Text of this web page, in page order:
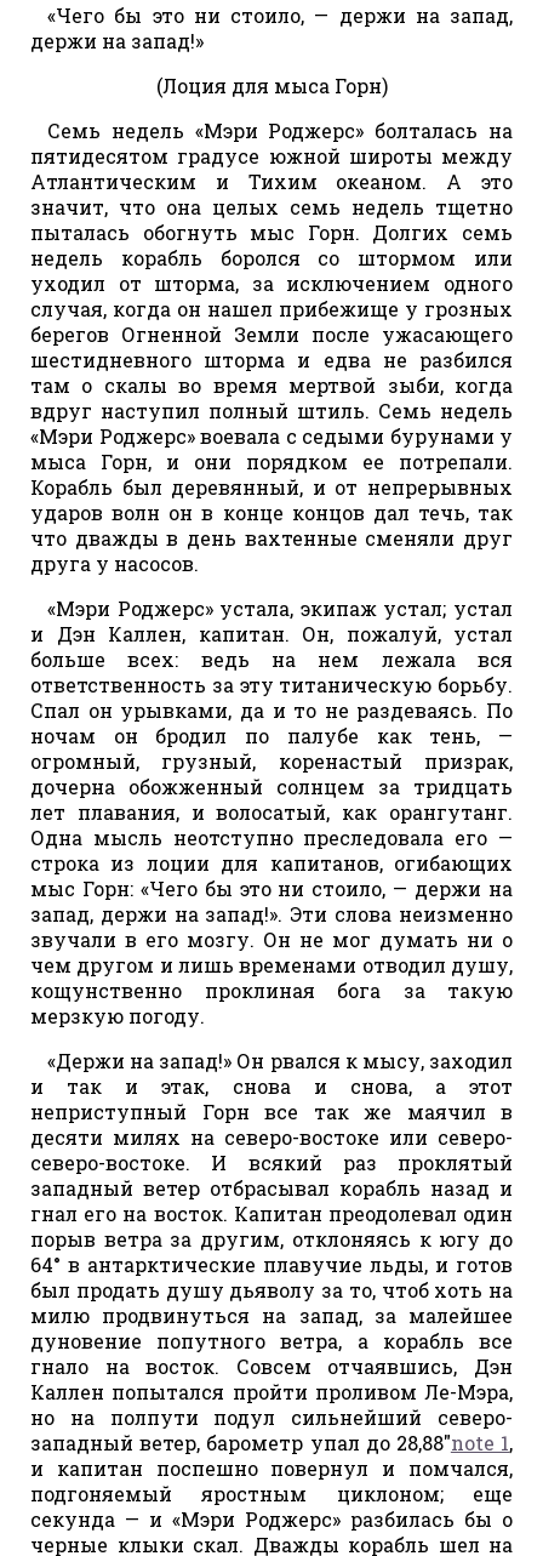
«Чего бы это ни стоило, — держи на запад,
держи на запад!»
(Лоция для мыса Горн)
Семь недель «Мэри Роджерс» болталась на
пятидесятом градусе южной широты между
Атлантическим и Тихим океаном. А это
значит, что она целых семь недель тщетно
пыталась обогнуть мыс Горн. Долгих семь
недель корабль боролся со штормом или
уходил от шторма, за исключением одного
случая, когда он нашел прибежище у грозных
берегов Огненной Земли после ужасающего
шестидневного шторма и едва не разбился
там о скалы во время мертвой зыби, когда
вдруг наступил полный штиль. Семь недель
«Мэри Роджерс» воевала с седыми бурунами у
мыса Горн, и они порядком ее потрепали.
Корабль был деревянный, и от непрерывных
ударов волн он в конце концов дал течь, так
что дважды в день вахтенные сменяли друг
друга у насосов.
«Мэри Роджерс» устала, экипаж устал; устал
и Дэн Каллен, капитан. Он, пожалуй, устал
больше всех: ведь на нем лежала вся
ответственность за эту титаническую борьбу.
Спал он урывками, да и то не раздеваясь. По
ночам он бродил по палубе как тень, —
огромный, грузный, коренастый призрак,
дочерна обожженный солнцем за тридцать
лет плавания, и волосатый, как орангутанг.
Одна мысль неотступно преследовала его —
строка из лоции для капитанов, огибающих
мыс Горн: «Чего бы это ни стоило, — держи на
запад, держи на запад!». Эти слова неизменно
звучали в его мозгу. Он не мог думать ни о
чем другом и лишь временами отводил душу,
кощунственно проклиная бога за такую
мерзкую погоду.
«Держи на запад!» Он рвался к мысу, заходил
и так и этак, снова и снова, а этот
неприступный Горн все так же маячил в
десяти милях на северо-востоке или северо-
северо-востоке. И всякий раз проклятый
западный ветер отбрасывал корабль назад и
гнал его на восток. Капитан преодолевал один
порыв ветра за другим, отклоняясь к югу до
64° в антарктические плавучие льды, и готов
был продать душу дьяволу за то, чтоб хоть на
милю продвинуться на запад, за малейшее
дуновение попутного ветра, а корабль все
гнало на восток. Совсем отчаявшись, Дэн
Каллен попытался пройти проливом Ле-Мэра,
но на полпути подул сильнейший северо-
западный ветер, барометр упал до 28,88"note 1,
и капитан поспешно повернул и помчался,
подгоняемый яростным циклоном; еще
секунда — и «Мэри Роджерс» разбилась бы о
черные клыки скал. Дважды корабль шел на